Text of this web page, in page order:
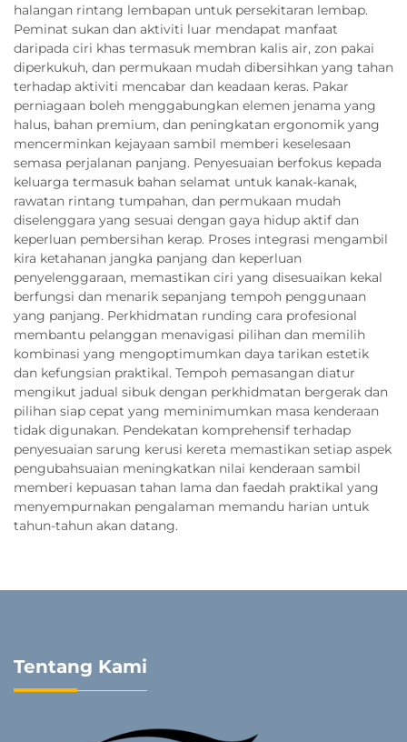
halangan rintang lembapan untuk persekitaran lembap.
Peminat sukan dan aktiviti luar mendapat manfaat
daripada ciri khas termasuk membran kalis air, zon pakai
diperkukuh, dan permukaan mudah dibersihkan yang tahan
terhadap aktiviti mencabar dan keadaan keras. Pakar
perniagaan boleh menggabungkan elemen jenama yang
halus, bahan premium, dan peningkatan ergonomik yang
mencerminkan kejayaan sambil memberi keselesaan
semasa perjalanan panjang. Penyesuaian berfokus kepada
keluarga termasuk bahan selamat untuk kanak-kanak,
rawatan rintang tumpahan, dan permukaan mudah
diselenggara yang sesuai dengan gaya hidup aktif dan
keperluan pembersihan kerap. Proses integrasi mengambil
kira ketahanan jangka panjang dan keperluan
penyelenggaraan, memastikan ciri yang disesuaikan kekal
berfungsi dan menarik sepanjang tempoh penggunaan
yang panjang. Perkhidmatan runding cara profesional
membantu pelanggan menavigasi pilihan dan memilih
kombinasi yang mengoptimumkan daya tarikan estetik
dan kefungsian praktikal. Tempoh pemasangan diatur
mengikut jadual sibuk dengan perkhidmatan bergerak dan
pilihan siap cepat yang meminimumkan masa kenderaan
tidak digunakan. Pendekatan komprehensif terhadap
penyesuaian sarung kerusi kereta memastikan setiap aspek
pengubahsuaian meningkatkan nilai kenderaan sambil
memberi kepuasan tahan lama dan faedah praktikal yang
menyempurnakan pengalaman memandu harian untuk
tahun-tahun akan datang.
Tentang Kami